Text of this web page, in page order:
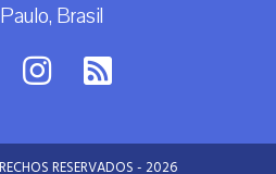
Brasil
RESERVADOS - 2026